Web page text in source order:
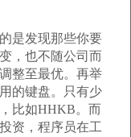
是发现那些你要
，也不随公司而
整至最优。再举
的键盘。只有少
比如HHKB。而
资，程序员在工